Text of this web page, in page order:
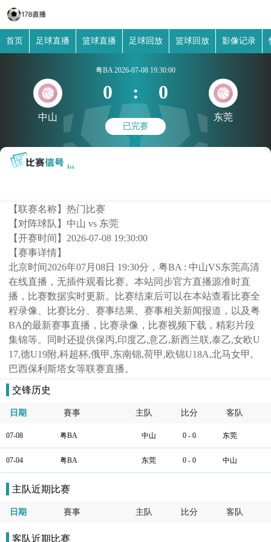
首页 足球直播 篮球直播 足球回放 篮球回放 影像记录
中山
粤BA 2026-07-08 19:30:00
0 : 0
已完赛
东莞
【联赛名称】热门比赛
【对阵球队】 中山 vs 东莞
【开赛时间】 2026-07-08 19:30:00
【赛事详情】
北京时间2026年07月08日 19:30分，粤BA : 中山VS东莞高清
在线直播，无插件观看比赛。本站同步官方直播源准时直
播，比赛数据实时更新。比赛结束后可以在本站查看比赛全
程录像、比赛比分、赛事结果、赛事相关新闻报道，以及粤
BA的最新赛事直播，比赛录像，比赛视频下载，精彩片段
集锦等。同时还提供保丙,印度乙,意乙,新西兰联,泰乙,女欧U
17,德U19附,科超杯,俄甲,东南锦,荷甲,欧锦U18A,北马女甲,
巴西保利斯塔女等联赛直播。
交锋历史
日期 賽事 主队 比分 客队
07-08 粤BA 中山 0 - 0 东莞
07-04 粤BA 东莞 0 - 0 中山
主队近期比赛
日期 賽事 主队 比分 客队
客队近期比赛